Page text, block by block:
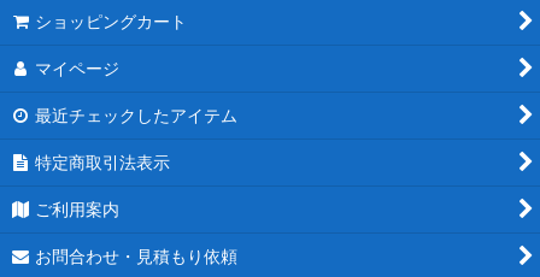
ショッピングカート
マイページ
最近チェックしたアイテム
特定商取引法表示
ご利用案内
お問合わせ・見積もり依頼